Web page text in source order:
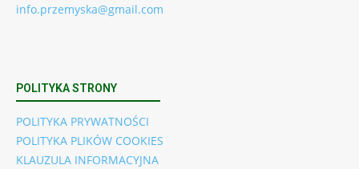
info.przemyska@gmail.com
POLITYKA STRONY
POLITYKA PRYWATNOŚCI
POLITYKA PLIKÓW COOKIES
KLAUZULA INFORMACYJNA